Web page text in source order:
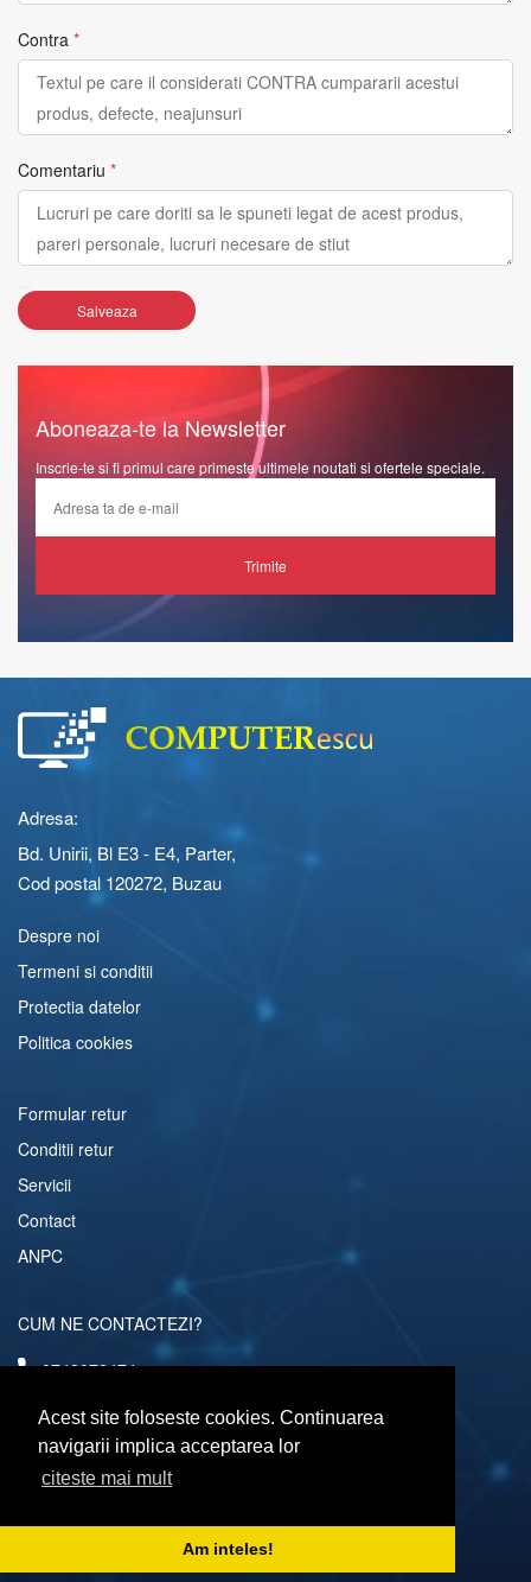
Acest site foloseste cookies. Continuarea
navigarii implica acceptarea lor
citeste mai mult
Am inteles!
Contra *
Comentariu *
Salveaza
Aboneaza-te la Newsletter
Inscrie-te si fi primul care primeste ultimele noutati si ofertele speciale.
Trimite
Adresa:
Bd. Unirii, Bl E3 - E4, Parter,
Cod postal 120272, Buzau
Despre noi
Termeni si conditii
Protectia datelor
Politica cookies
Formular retur
Conditii retur
Servicii
Contact
ANPC
CUM NE CONTACTEZI?
0742072474
comenzi@computerescu.ro
URMARESTE-NE SI PE
Copyright © 2026 Computerescu.ro. All rights reserved